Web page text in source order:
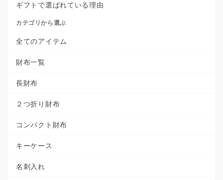
ギフトで選ばれている理由
カテゴリから選ぶ
全てのアイテム
財布一覧
長財布
２つ折り財布
コンパクト財布
キーケース
名刺入れ